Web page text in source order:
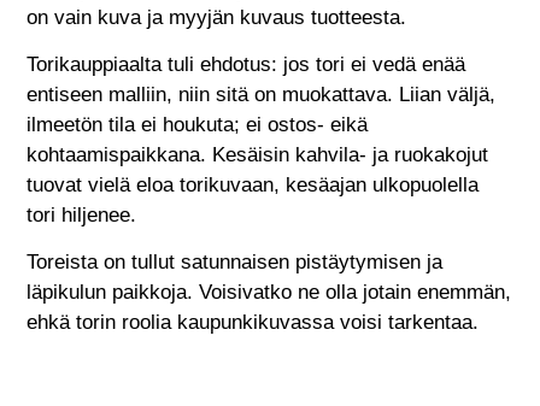
on vain kuva ja myyjän kuvaus tuotteesta.
Torikauppiaalta tuli ehdotus: jos tori ei vedä enää
entiseen malliin, niin sitä on muokattava. Liian väljä,
ilmeetön tila ei houkuta; ei ostos- eikä
kohtaamispaikkana. Kesäisin kahvila- ja ruokakojut
tuovat vielä eloa torikuvaan, kesäajan ulkopuolella
tori hiljenee.
Toreista on tullut satunnaisen pistäytymisen ja
läpikulun paikkoja. Voisivatko ne olla jotain enemmän,
ehkä torin roolia kaupunkikuvassa voisi tarkentaa.